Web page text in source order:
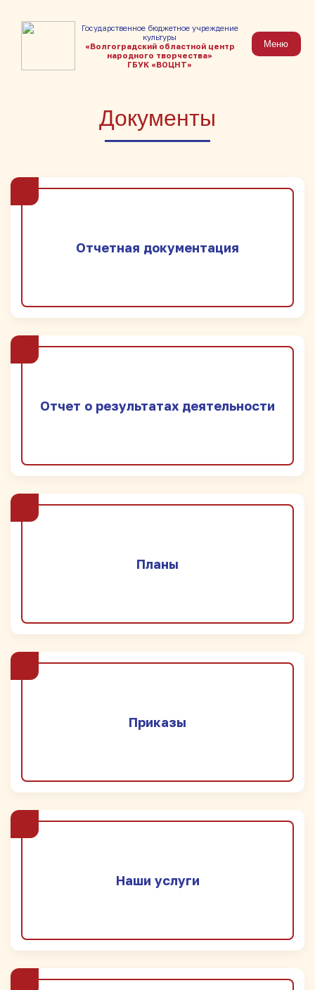
Государственное бюджетное учреждение
культуры
«Волгоградский областной центр
народного творчества»
ГБУК «ВОЦНТ»
Меню
Документы
Отчетная документация
Отчет о результатах деятельности
Планы
Приказы
Наши услуги